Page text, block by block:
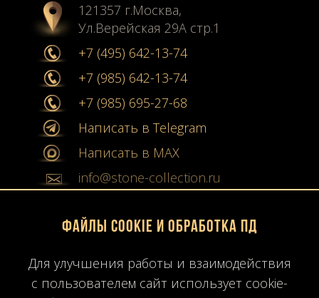
121357 г.Москва,
Ул.Верейская 29А стр.1
+7 (495) 642-13-74
+7 (985) 642-13-74
+7 (985) 695-27-68
Написать в Telegram
Написать в MAX
info@stone-collection.ru
Мы в социальных сетях:
Youtube
Файлы Cookie и обработка ПД
Для улучшения работы и взаимодействия
с пользователем сайт использует cookie-